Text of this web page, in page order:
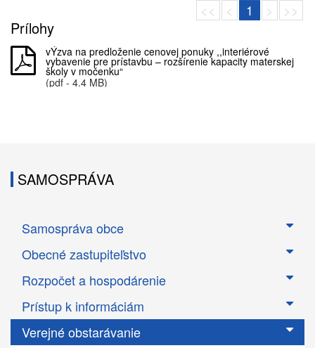
<< < 1 > >>
Prílohy
vÝzva na predloženie cenovej ponuky ,,interiérové
vybavenie pre prístavbu – rozšírenie kapacity materskej
školy v močenku“
(pdf - 4.4 MB)
SAMOSPRÁVA
Samospráva obce
Obecné zastupiteľstvo
Rozpočet a hospodárenie
Prístup k informáciám
Verejné obstarávanie